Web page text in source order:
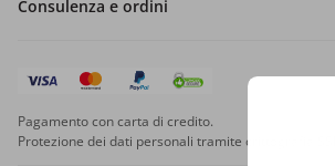
Consulenza e ordini
Pagamento con carta di credito.
Protezione dei dati personali tramite crittografia SSL.